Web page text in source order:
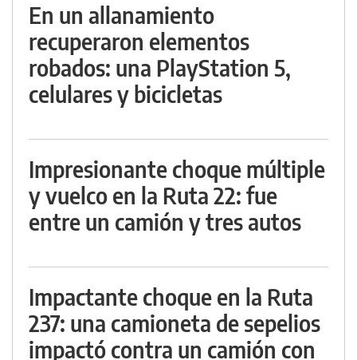
En un allanamiento
recuperaron elementos
robados: una PlayStation 5,
celulares y bicicletas
Impresionante choque múltiple
y vuelco en la Ruta 22: fue
entre un camión y tres autos
Impactante choque en la Ruta
237: una camioneta de sepelios
impactó contra un camión con